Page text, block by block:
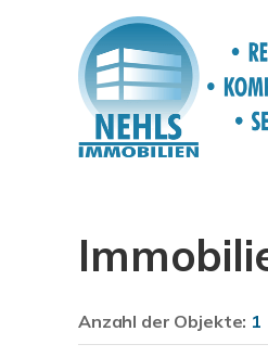
Anzahl der Objekte: 1